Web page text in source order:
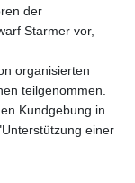
der
Starmer vor,
organisierten
teilgenommen.
Kundgebung in
einer